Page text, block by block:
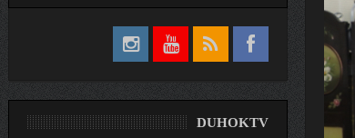
DUHOKTV